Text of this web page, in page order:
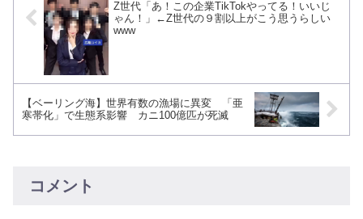
Z世代「あ！この企業TikTokやってる！いいじ
ゃん！」←Z世代の９割以上がこう思うらしい
www
【ベーリング海】世界有数の漁場に異変 「亜
寒帯化」で生態系影響 カニ100億匹が死滅
コメント